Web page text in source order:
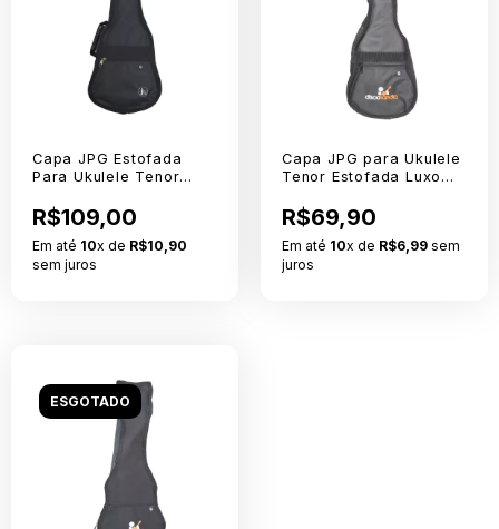
Capa JPG Estofada
Para Ukulele Tenor
R$109,00
Em até 10x de R$10,90
sem juros
Capa JPG para Ukulele
Tenor Estofada Luxo
R$69,90
Em até 10x de R$6,99 sem
juros
ESGOTADO